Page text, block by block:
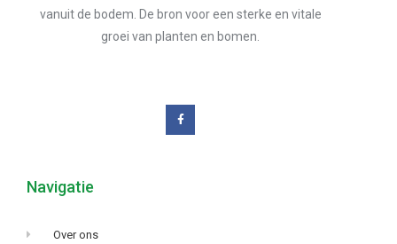
vanuit de bodem. De bron voor een sterke en vitale
groei van planten en bomen.
Navigatie
Over ons